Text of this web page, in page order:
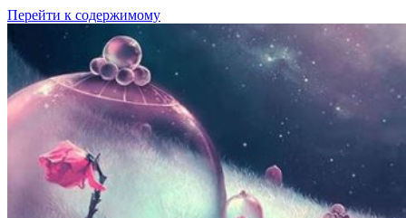
Перейти к содержимому